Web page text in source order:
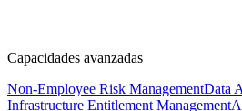
Capacidades avanzadas
Non-Employee Risk ManagementData
Infrastructure Entitlement Management